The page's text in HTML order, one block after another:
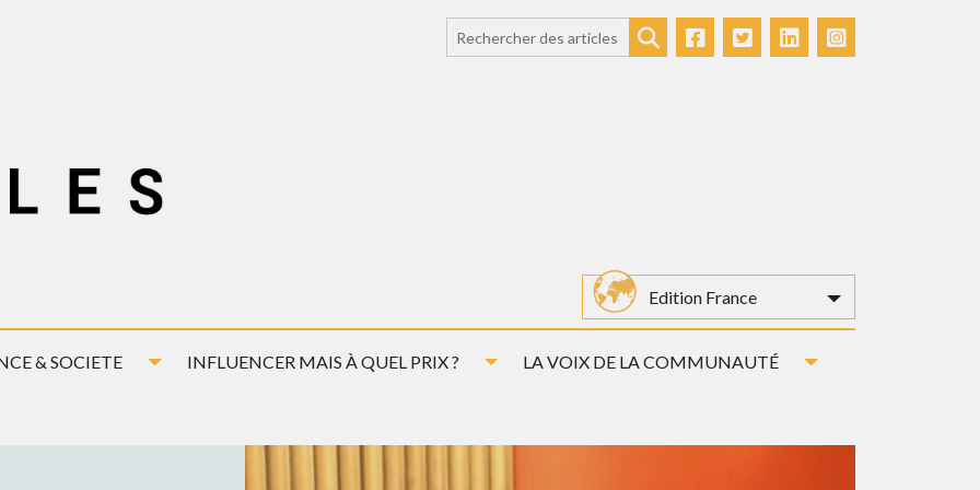
& SOCIETE Toggle Dropdown
INFLUENCER MAIS À QUEL PRIX ? Toggle Dropdown
LA VOIX DE LA COMMUNAUTÉ Toggle Dropdown
FacebookTwitterLinkedIn
Edition France